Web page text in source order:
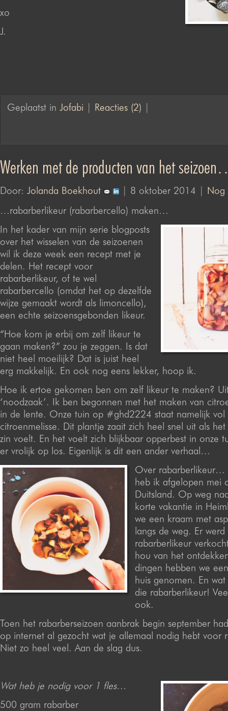
xo
J.
Geplaatst in Jofabi Reacties (2)
Werken met de producten van het
Door: Jolanda Boekhout | 8 oktober 2014 | Nog
…rabarberlikeur (rabarbercello) maken…
In het kader van mijn serie blogposts
over het wisselen van de seizoenen
wil ik deze week een recept met je
delen. Het recept voor
rabarberlikeur, of te wel
rabarbercello (omdat het op dezelfde
wijze gemaakt wordt als limoncello),
een echte seizoensgebonden likeur.
“Hoe kom je erbij om zelf likeur te
gaan maken?” zou je zeggen. Is dat
niet heel moeilijk? Dat is juist heel
erg makkelijk. En ook nog eens lekker, hoop ik.
Hoe ik ertoe gekomen ben om zelf likeur te maken?
‘noodzaak’. Ik ben begonnen met het maken van
in de lente. Onze tuin op #ghd2224 staat namelijk vol
citroenmelisse. Dit plantje zaait zich heel snel uit als
zin voelt. En het voelt zich blijkbaar opperbest in onze
er vrolijk op los. Eigenlijk is dit een ander verhaal…
Over rabarberlikeur…
heb ik afgelopen mei
Duitsland. Op weg
korte vakantie in
we een kraam met
langs de weg. Er
rabarberlikeur
hou van het
dingen hebben we
huis genomen. En
die rabarberlikeur!
ook.
Toen het rabarberseizoen aanbrak begin september
op internet al gezocht wat je allemaal nodig hebt voor
Niet zo heel veel. Aan de slag dus.
Wat heb je nodig voor 1 fles…
500 gram rabarber